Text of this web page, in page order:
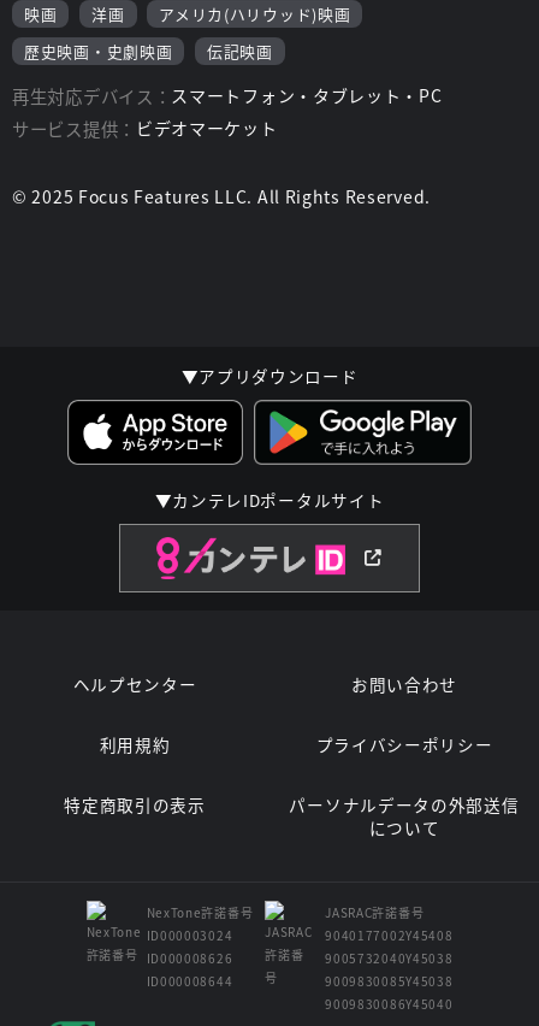
映画 洋画
アメリカ(ハリウッド)映画
歴史映画・史劇映画
伝記映画
再生対応デバイス： スマートフォン・タブレット・PC
サービス提供： ビデオマーケット
© 2025 Focus Features LLC. All Rights Reserved.
▼アプリダウンロード
▼カンテレIDポータルサイト
ヘルプセンター お問い合わせ
利用規約 プライバシーポリシー
特定商取引の表示
パーソナルデータの外部送信
について
NexTone許諾番号
ID000003024
ID000008626
ID000008644
JASRAC許諾番号
9040177002Y45408
9005732040Y45038
9009830085Y45038
9009830086Y45040